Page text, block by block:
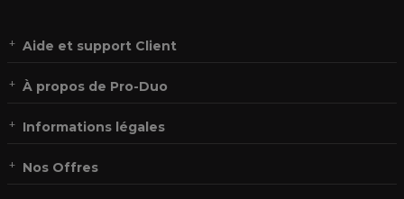
Aide et support Client
À propos de Pro-Duo
Informations légales
Nos Offres